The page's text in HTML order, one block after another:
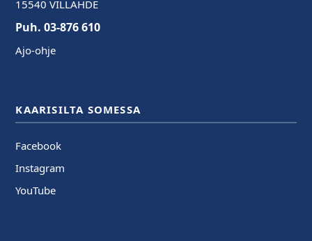
15540 VILLÄHDE
Puh. 03-876 610
Ajo-ohje
KAARISILTA SOMESSA
Facebook
Instagram
YouTube